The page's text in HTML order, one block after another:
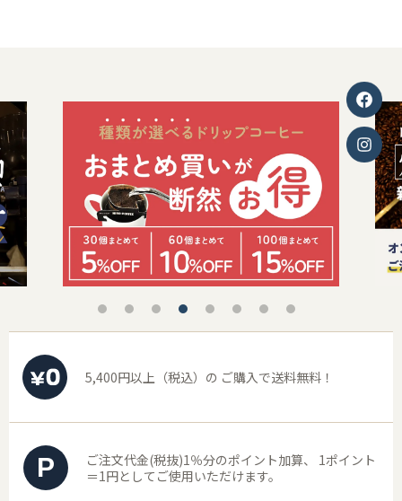
5,400円以上（税込）の ご購入で送料無料！
P ご注文代金(税抜)1％分のポイント加算、
1ポイント
＝1円としてご使用いただけます。